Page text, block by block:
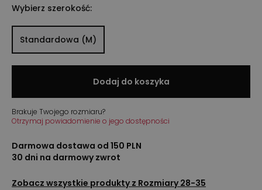
Wybierz szerokość:
Standardowa (M)
Dodaj do koszyka
Brakuje Twojego rozmiaru?
Otrzymaj powiadomienie o jego dostępności
Darmowa dostawa od 150 PLN
30 dni na darmowy zwrot
Zobacz wszystkie produkty z Rozmiary 28-35